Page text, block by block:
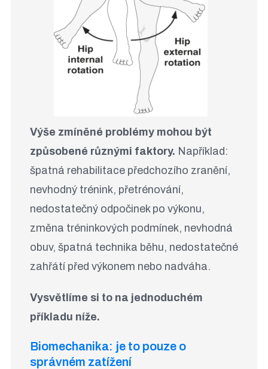
Výše zmíněné problémy mohou být
způsobené různými faktory. Například:
špatná rehabilitace předchozího zranění,
nevhodný trénink, přetrénování,
nedostatečný odpočinek po výkonu,
změna tréninkových podmínek, nevhodná
obuv, špatná technika běhu, nedostatečné
zahřátí před výkonem nebo nadváha.
Vysvětlíme si to na jednoduchém
příkladu níže.
Biomechanika: je to pouze o
správném zatížení